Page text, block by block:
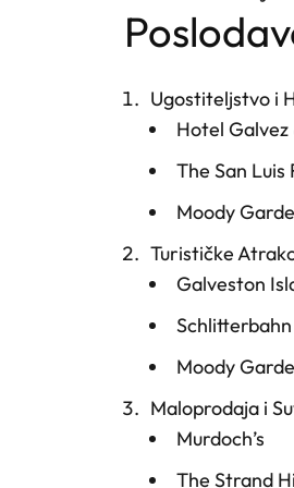
Ugostiteljstvo i
Hotel Galvez
The San Luis
Moody
Turističke
Galveston
Moody
Maloprodaja i
Murdoch’s
The Strand